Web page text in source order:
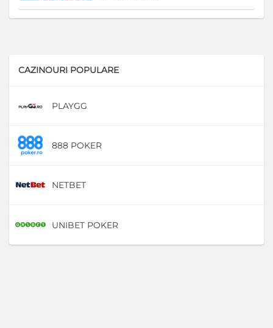
CAZINOURI POPULARE
PLAYGG
888 POKER
NETBET
UNIBET POKER